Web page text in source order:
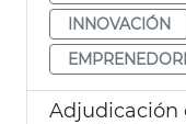
INNOVACIÓN